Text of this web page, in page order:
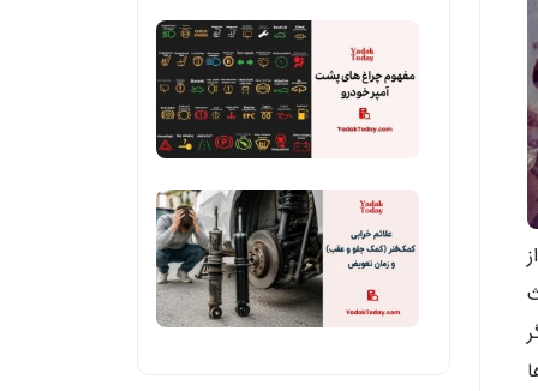
(مونتاژ
وارداتی)
کمک
(کمک